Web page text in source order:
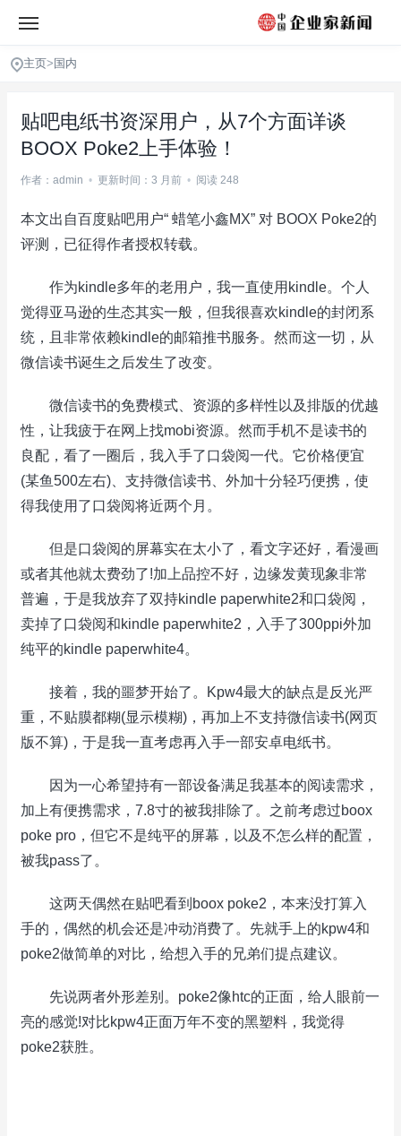
主页> 国内
贴吧电纸书资深用户，从7个方面详谈
BOOX Poke2上手体验！
作者：admin • 更新时间：3 月前 • 阅读 248
本文出自百度贴吧用户“ 蜡笔小鑫MX” 对 BOOX Poke2的
评测，已征得作者授权转载。
作为kindle多年的老用户，我一直使用kindle。个人
觉得亚马逊的生态其实一般，但我很喜欢kindle的封闭系
统，且非常依赖kindle的邮箱推书服务。然而这一切，从
微信读书诞生之后发生了改变。
微信读书的免费模式、资源的多样性以及排版的优越
性，让我疲于在网上找mobi资源。然而手机不是读书的
良配，看了一圈后，我入手了口袋阅一代。它价格便宜
(某鱼500左右)、支持微信读书、外加十分轻巧便携，使
得我使用了口袋阅将近两个月。
但是口袋阅的屏幕实在太小了，看文字还好，看漫画
或者其他就太费劲了!加上品控不好，边缘发黄现象非常
普遍，于是我放弃了双持kindle paperwhite2和口袋阅，
卖掉了口袋阅和kindle paperwhite2，入手了300ppi外加
纯平的kindle paperwhite4。
接着，我的噩梦开始了。Kpw4最大的缺点是反光严
重，不贴膜都糊(显示模糊)，再加上不支持微信读书(网页
版不算)，于是我一直考虑再入手一部安卓电纸书。
因为一心希望持有一部设备满足我基本的阅读需求，
加上有便携需求，7.8寸的被我排除了。之前考虑过boox
poke pro，但它不是纯平的屏幕，以及不怎么样的配置，
被我pass了。
这两天偶然在贴吧看到boox poke2，本来没打算入
手的，偶然的机会还是冲动消费了。先就手上的kpw4和
poke2做简单的对比，给想入手的兄弟们提点建议。
先说两者外形差别。poke2像htc的正面，给人眼前一
亮的感觉!对比kpw4正面万年不变的黑塑料，我觉得
poke2获胜。